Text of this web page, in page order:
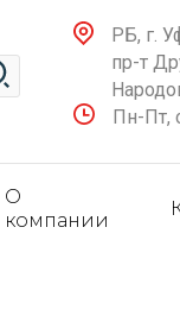
РБ, г.
пр-т
Пн-Пт,
О
компании